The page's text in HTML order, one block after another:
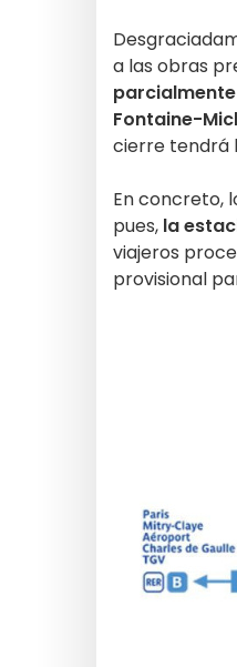
a las obras
Fontaine-
cierre tendrá
En concreto,
pues, la
viajeros
provisional